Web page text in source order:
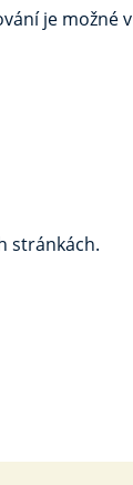
je možné v
stránkách.